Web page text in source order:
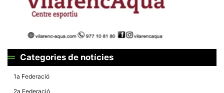
Categories de notícies
1a Federació
2a Federació